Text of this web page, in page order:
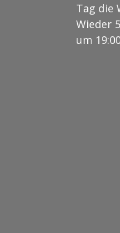
Tag die
Wieder
um